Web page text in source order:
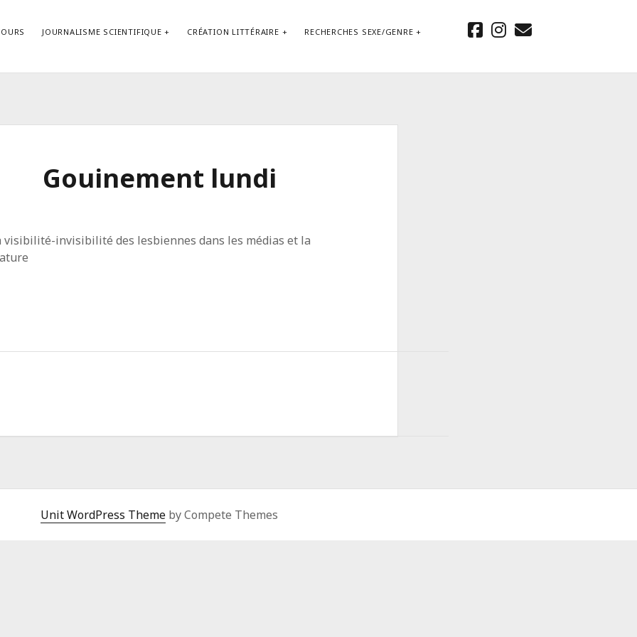
JOURNALISME SCIENTIFIQUE CRÉATION LITTÉRAIRE RECHERCHES SEXE/GENRE facebook
instagram
email
Contact
Gouinement lundi
visibilité-invisibilité des lesbiennes dans les médias et la
Unit WordPress Theme by Compete Themes